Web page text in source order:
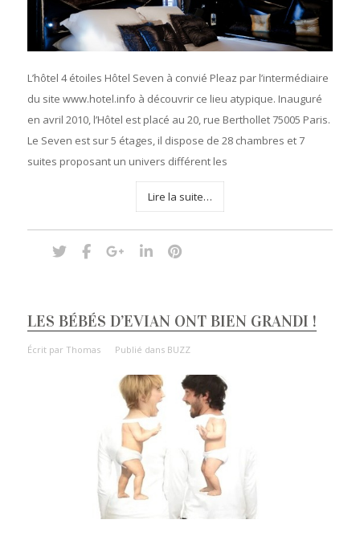
L’hôtel 4 étoiles Hôtel Seven à convié Pleaz par l’intermédiaire
du site www.hotel.info à découvrir ce lieu atypique. Inauguré
en avril 2010, l’Hôtel est placé au 20, rue Berthollet 75005 Paris.
Le Seven est sur 5 étages, il dispose de 28 chambres et 7
suites proposant un univers différent les
Lire la suite…
LES BÉBÉS D’EVIAN ONT BIEN GRANDI !
Écrit par Thomas Publié dans BUZZ